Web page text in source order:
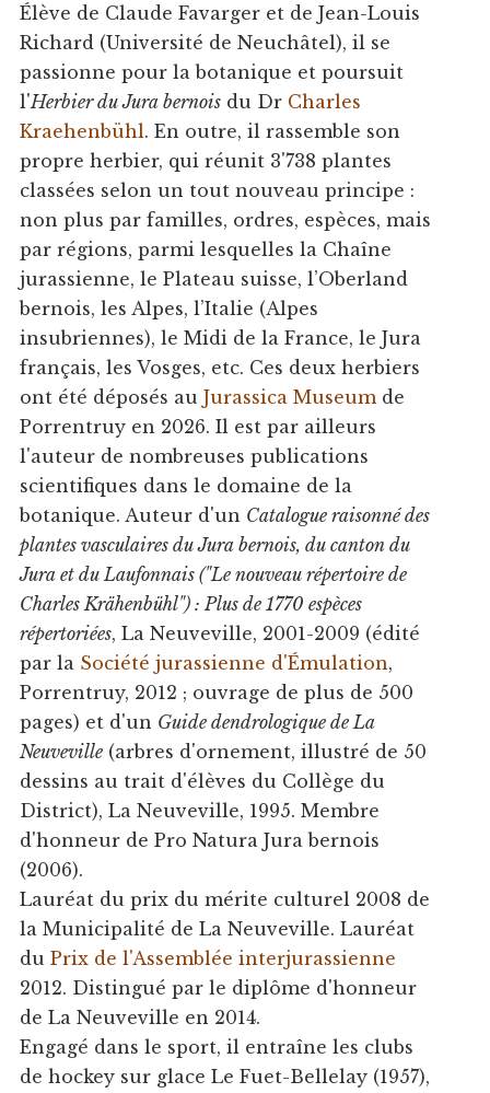
Élève de Claude Favarger et de Jean-Louis
Richard (Université de Neuchâtel), il se
passionne pour la botanique et poursuit
l'Herbier du Jura bernoisdu Dr Charles
Kraehenbühl. En outre, il rassemble son
propre herbier, qui réunit 3'738 plantes
classées selon un tout nouveau principe :
non plus par familles, ordres, espèces, mais
par régions, parmi lesquelles la Chaîne
jurassienne, le Plateau suisse, l’Oberland
bernois, les Alpes, l’Italie (Alpes
insubriennes), le Midi de la France, le Jura
français, les Vosges, etc. Ces deux herbiers
ont été déposés au Jurassica Museum de
Porrentruy en 2026. Il est par ailleurs
l'auteur de nombreuses publications
scientifiques dans le domaine de la
botanique. Auteur d'un Catalogue raisonné des
plantes vasculaires du Jura bernois, du canton du
Jura et du Laufonnais ("Le nouveau répertoire de
Charles Krähenbühl") : Plus de 1770 espèces
répertoriées, La Neuveville, 2001-2009 (édité
par la Société jurassienne d'Émulation,
Porrentruy, 2012 ; ouvrage de plus de 500
pages) et d'un Guide dendrologique de La
Neuveville(arbres d'ornement, illustré de 50
dessins au trait d'élèves du Collège du
District), La Neuveville, 1995. Membre
d'honneur de Pro Natura Jura bernois
(2006).
Lauréat du prix du mérite culturel 2008 de
la Municipalité de La Neuveville. Lauréat
du Prix de l'Assemblée interjurassienne
2012. Distingué par le diplôme d'honneur
de La Neuveville en 2014.
Engagé dans le sport, il entraîne les clubs
de hockey sur glace Le Fuet-Bellelay (1957),